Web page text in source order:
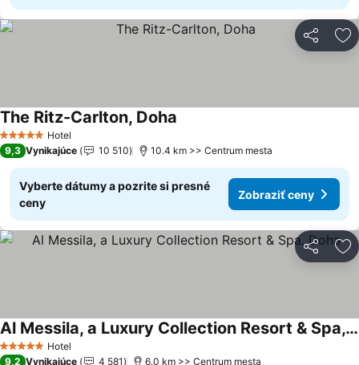
Zdieľať
5 Počet hviezdičiek
Hotel
The Ritz-Carlton, Doha
9,3 Vynikajúce 10 510 10.4 km >> Centrum mesta
Vyberte dátumy a pozrite si presné
ceny
Zobraziť ceny
Zdieľať
5 Počet hviezdičiek
Hotel
Al Messila, a Luxury Collection Resort & Spa, Doha
9,2 Vynikajúce 4 581 6.0 km >> Centrum mesta